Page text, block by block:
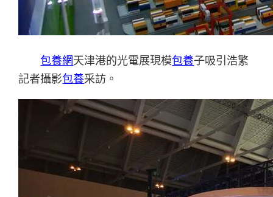
包養網天津港的光電展現模包養子吸引浩繁
記者攝影包養采訪。